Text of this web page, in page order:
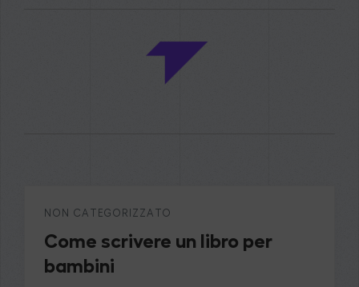
NON CATEGORIZZATO
Come scrivere un libro per
bambini